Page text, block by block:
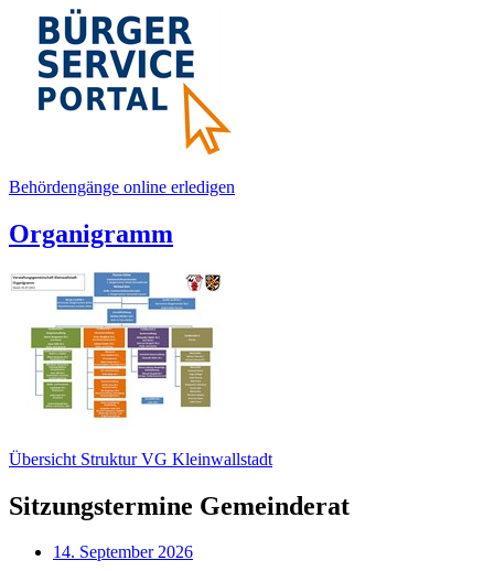
Behördengänge online erledigen
Organigramm
Übersicht Struktur VG Kleinwallstadt
Sitzungstermine Gemeinderat
14. September 2026